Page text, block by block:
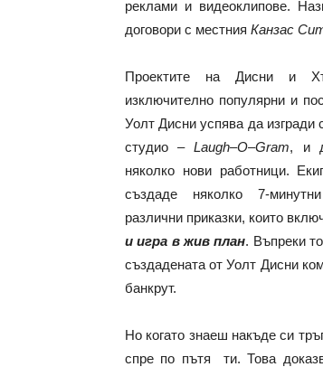
реклами и видеоклипове.
договори с местния Канзас
Проектите на Дисни и
изключително популярни и
Уолт Дисни успява да изгради
студио –Laugh–O–Gram, и
няколко нови работници.
създаде няколко 7-
различни приказки, които
и игра в жив план. Въпреки
създадената от Уолт Дисни
банкрут.
Но когато знаеш накъде си
спре по пътя ти. Това